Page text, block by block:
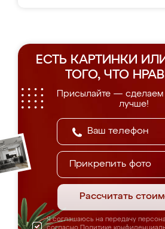
ЕСТЬ КАРТИНКИ
ТОГО, ЧТО
Присылайте —
лучше!
Прикрепить фото
Рассчитать
Я соглашаюсь на передачу
согласно Политике